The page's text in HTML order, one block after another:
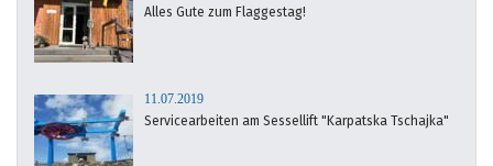
Alles Gute zum Flaggestag!
11.07.2019
Servicearbeiten am Sessellift "Karpatska Tschajka"